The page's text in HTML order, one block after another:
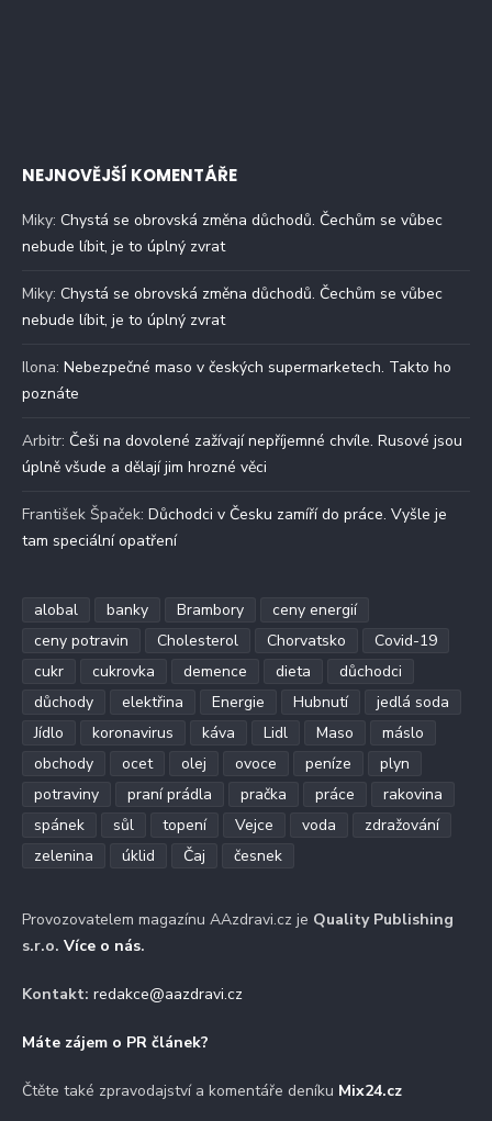
NEJNOVĚJŠÍ KOMENTÁŘE
Miky: Chystá se obrovská změna důchodů. Čechům se vůbec
nebude líbit, je to úplný zvrat
Miky: Chystá se obrovská změna důchodů. Čechům se vůbec
nebude líbit, je to úplný zvrat
Ilona: Nebezpečné maso v českých supermarketech. Takto ho
poznáte
Arbitr: Češi na dovolené zažívají nepříjemné chvíle. Rusové jsou
úplně všude a dělají jim hrozné věci
František Špaček: Důchodci v Česku zamíří do práce. Vyšle je
tam speciální opatření
alobal banky Brambory
ceny energií
ceny potravin
Cholesterol Chorvatsko
Covid-19
cukr
cukrovka demence dieta
důchodci
důchody
elektřina Energie Hubnutí
jedlá soda
Jídlo
koronavirus káva Lidl Maso
máslo
obchody
ocet olej ovoce peníze
plyn
potraviny
praní prádla pračka práce
rakovina
spánek
sůl topení Vejce voda
zdražování
zelenina
úklid Čaj česnek
Provozovatelem magazínu AAzdravi.cz je Quality Publishing
s.r.o. Více o nás.
Kontakt: redakce@aazdravi.cz
Máte zájem o PR článek?
Čtěte také zpravodajství a komentáře deníku Mix24.cz